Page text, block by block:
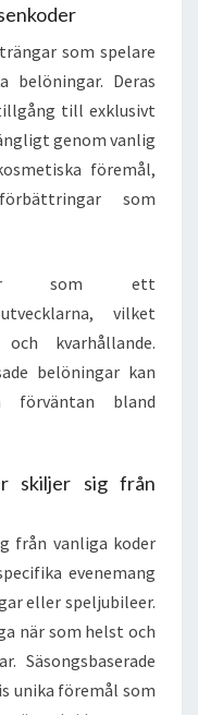
som spelare
Deras
till exklusivt
genom vanlig
föremål,
som
som ett
vilket
kvarhållande.
belöningar kan
förväntan bland
skiljer sig från
från vanliga koder
evenemang
eller speljubileer.
när som helst och
Säsongsbaserade
unika föremål som